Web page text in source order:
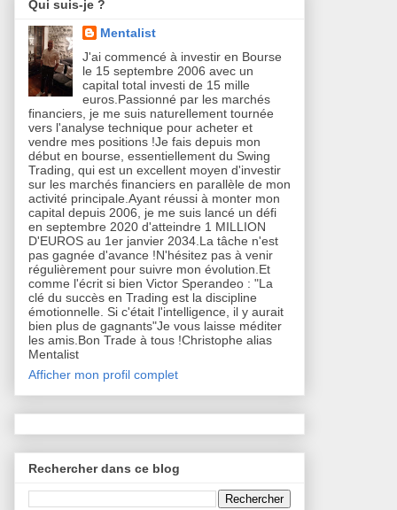
Qui suis-je ?
Mentalist
J'ai commencé à investir en Bourse
le 15 septembre 2006 avec un
capital total investi de 15 mille
euros.Passionné par les marchés
financiers, je me suis naturellement tournée
vers l'analyse technique pour acheter et
vendre mes positions !Je fais depuis mon
début en bourse, essentiellement du Swing
Trading, qui est un excellent moyen d'investir
sur les marchés financiers en parallèle de mon
activité principale.Ayant réussi à monter mon
capital depuis 2006, je me suis lancé un défi
en septembre 2020 d'atteindre 1 MILLION
D'EUROS au 1er janvier 2034.La tâche n'est
pas gagnée d'avance !N'hésitez pas à venir
régulièrement pour suivre mon évolution.Et
comme l'écrit si bien Victor Sperandeo : "La
clé du succès en Trading est la discipline
émotionnelle. Si c'était l'intelligence, il y aurait
bien plus de gagnants"Je vous laisse méditer
les amis.Bon Trade à tous !Christophe alias
Mentalist
Afficher mon profil complet
Rechercher dans ce blog